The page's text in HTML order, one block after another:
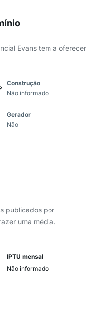
Evans tem a oferecer
Construção
Não informado
Gerador
Não
publicados por
uma média.
IPTU mensal
Não informado